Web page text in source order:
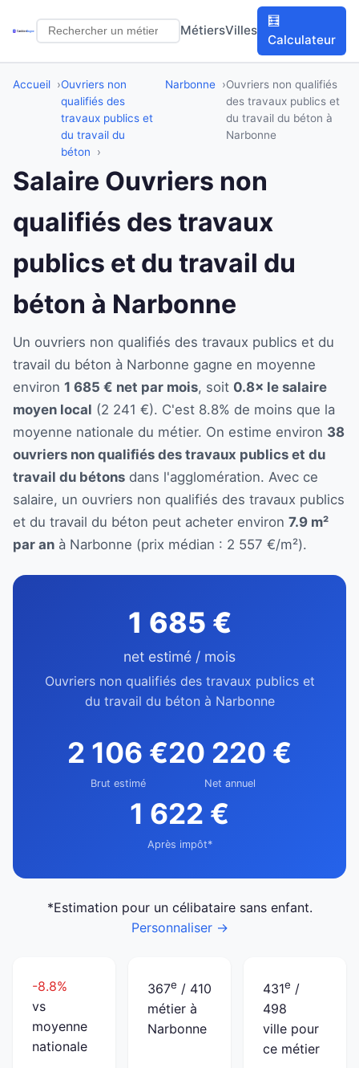
MétiersVilles
🧮
Calculateur
Accueil
Ouvriers non
qualifiés des
travaux publics et
du travail du
béton
Narbonne
Ouvriers non qualifiés
des travaux publics et
du travail du béton à
Narbonne
Salaire Ouvriers non
qualifiés des travaux
publics et du travail du
béton à Narbonne
Un ouvriers non qualifiés des travaux publics et du
travail du béton à Narbonne gagne en moyenne
environ 1 685 € net par mois, soit 0.8× le salaire
moyen local (2 241 €). C'est 8.8% de moins que la
moyenne nationale du métier. On estime environ 38
ouvriers non qualifiés des travaux publics et du
travail du bétons dans l'agglomération. Avec ce
salaire, un ouvriers non qualifiés des travaux publics
et du travail du béton peut acheter environ 7.9 m²
par an à Narbonne (prix médian : 2 557 €/m²).
1 685 €
net estimé / mois
Ouvriers non qualifiés des travaux publics et
du travail du béton à Narbonne
2 106 €
Brut estimé
20 220 €
Net annuel
1 622 €
Après impôt*
*Estimation pour un célibataire sans enfant.
Personnaliser →
-8.8%
vs
moyenne
nationale
367e / 410
métier à
Narbonne
431e /
498
ville pour
ce métier